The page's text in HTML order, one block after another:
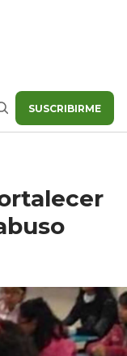
SUSCRIBIRME